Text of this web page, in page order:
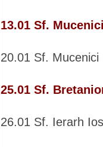
13.01 Sf.
20.01 Sf.
25.01 Sf.
26.01 Sf. Ierarh